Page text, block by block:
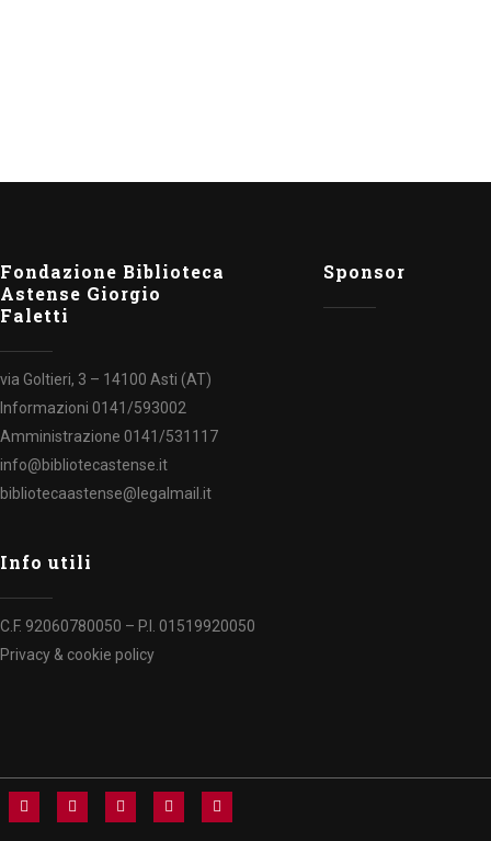
Fondazione Biblioteca
Astense Giorgio
Faletti
via Goltieri, 3 – 14100 Asti (AT)
Informazioni 0141/593002
Amministrazione 0141/531117
info@bibliotecastense.it
bibliotecaastense@legalmail.it
Info utili
C.F. 92060780050 – P.I. 01519920050
Privacy & cookie policy
Sponsor